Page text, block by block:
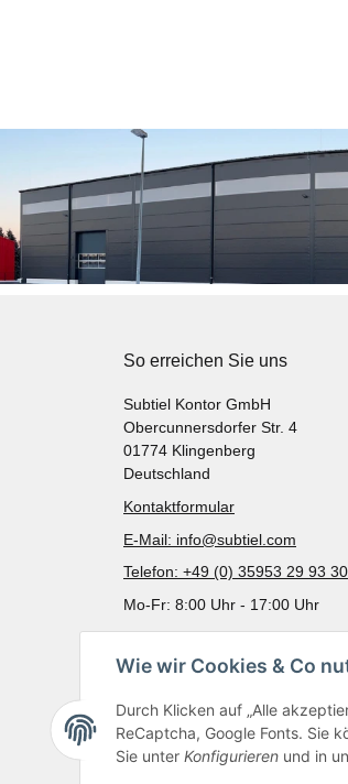
Wie wir Cookies & Co
Durch Klicken auf „Alle
ReCaptcha, Google Fonts. Sie
Sie unter Konfigurieren und in
So erreichen Sie uns
Subtiel Kontor GmbH
Obercunnersdorfer Str. 4
01774 Klingenberg
Deutschland
Kontaktformular
E-Mail: info@subtiel.com
Telefon: +49 (0) 35953 29 93 30
Mo-Fr: 8:00 Uhr - 17:00 Uhr